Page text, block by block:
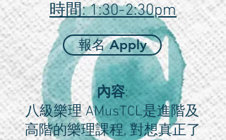
時間: 1:30-2:30pm
報名 Apply
內容:
八級樂理 AMusTCL是進階及
高階的樂理課程, 對想真正了